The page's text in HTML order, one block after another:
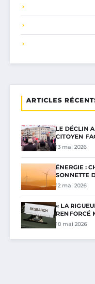
ARTICLES
LE DÉCLIN
CITOYEN
13 mai 2026
ÉNERGIE :
SONNETTE
12 mai 2026
« LA
RENFORCÉ
10 mai 2026